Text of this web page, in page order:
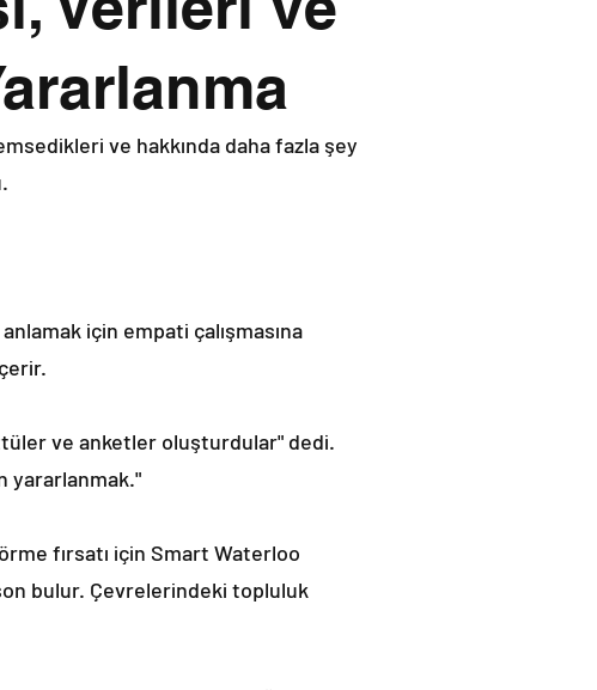
ve hakkında daha fazla şey
için empati çalışmasına
ve anketler oluşturdular" dedi.
yararlanmak."
fırsatı için Smart Waterloo
bulur. Çevrelerindeki topluluk